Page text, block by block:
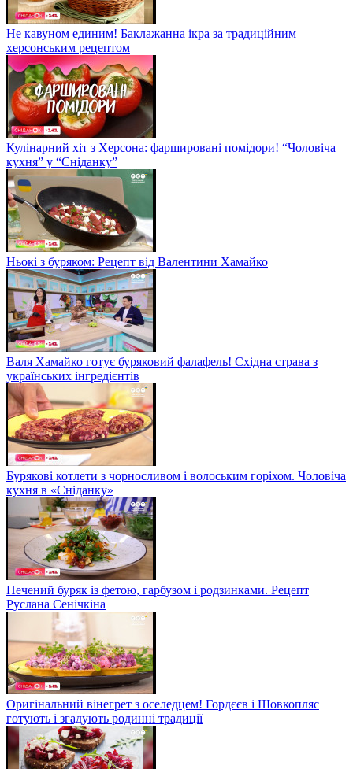
Не кавуном единим! Баклажанна ікра за традиційним
херсонським рецептом
Кулінарний хіт з Херсона: фаршировані помідори! “Чоловіча
кухня” у “Сніданку”
Ньокі з буряком: Рецепт від Валентини Хамайко
Валя Хамайко готує буряковий фалафель! Східна страва з
українських інгредієнтів
Бурякові котлети з чорносливом і волоським горіхом. Чоловіча
кухня в «Сніданку»
Печений буряк із фетою, гарбузом і родзинками. Рецепт
Руслана Сенічкіна
Оригінальний вінегрет з оселедцем! Гордєєв і Шовкопляс
готують і згадують родинні традиції